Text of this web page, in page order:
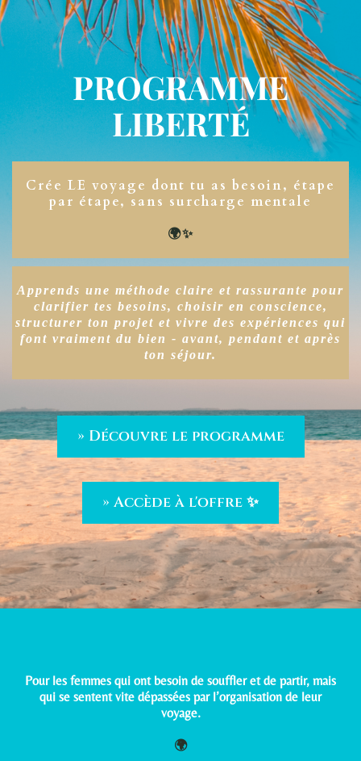
PROGRAMME
LIBERTÉ
Crée LE voyage dont tu as besoin, étape
par étape, sans surcharge mentale
🌍✨
Apprends une méthode claire et rassurante pour
clarifier tes besoins, choisir en conscience,
structurer ton projet et vivre des expériences qui
font vraiment du bien - avant, pendant et après
ton séjour.
» Découvre le programme
» Accède à l'offre ✨
Pour les femmes qui ont besoin de souffler et de partir, mais
qui se sentent vite dépassées par l’organisation de leur
voyage.
🌍